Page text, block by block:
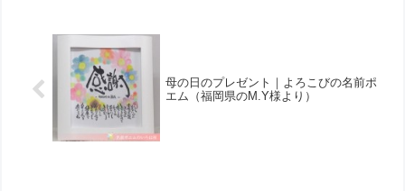
母の日のプレゼント｜よろこびの名前ポ
エム（福岡県のM.Y様より）